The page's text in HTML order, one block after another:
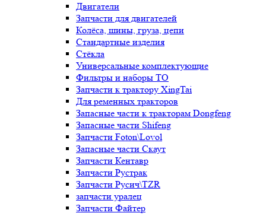
Двигатели
Запчасти для двигателей
Колёса, шины, груза, цепи
Стандартные изделия
Стёкла
Универсальные комплектующие
Фильтры и наборы ТО
Запчасти к трактору XingTai
Для ременных тракторов
Запасные части к тракторам Dongfeng
Запасные части Shifeng
Запчасти Foton\Lovol
Запасные части Скаут
Запчасти Кентавр
Запчасти Рустрак
Запчасти Русич\TZR
запчасти уралец
Запчасти Файтер